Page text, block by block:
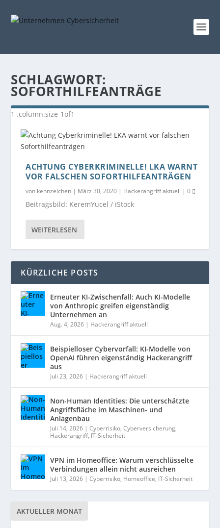
SCHLAGWORT:
SOFORTHILFEANTRÄGE
ACHTUNG CYBERKRIMINELLE! LKA WARNT
VOR FALSCHEN SOFORTHILFEANTRÄGEN
von kennzeichen | März 30, 2020 | Hackerangriff aktuell |0
Beitragsbild: KeremYucel / iStock
WEITERLESEN
KÜRZLICHE POSTS
Erneuter KI-Zwischenfall: Auch KI-Modelle
von Anthropic greifen eigenständig
Unternehmen an
Aug. 4, 2026 | Hackerangriff aktuell
Beispielloser Cybervorfall: KI-Modelle von
OpenAI führen eigenständig Hackerangriff
aus
Juli 23, 2026 | Hackerangriff aktuell
Non-Human Identities: Die unterschätzte
Angriffsfläche im Maschinen- und
Anlagenbau
Juli 14, 2026 |Cyberrisiko,Cyberversicherung,
Hackerangriff, IT-Sicherheit
VPN im Homeoffice: Warum verschlüsselte
Verbindungen allein nicht ausreichen
Juli 13, 2026 |Cyberrisiko, Homeoffice, IT-Sicherheit
AKTUELLER MONAT